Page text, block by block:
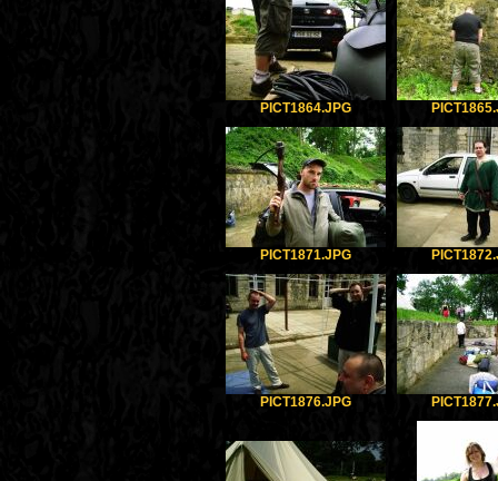
PICT1864.JPG
PICT1871.JPG
PICT1876.JPG